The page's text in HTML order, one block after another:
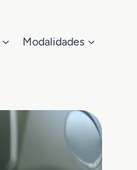
Modalidades